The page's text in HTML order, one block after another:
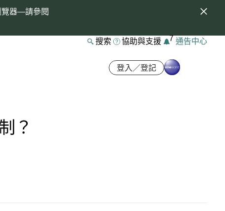
覽器—請參閱
搜索 協助與支援 7 通告中心
登入／登記
？